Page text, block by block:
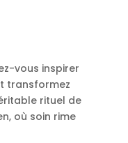
vous inspirer
transformez
rituel de
où soin rime